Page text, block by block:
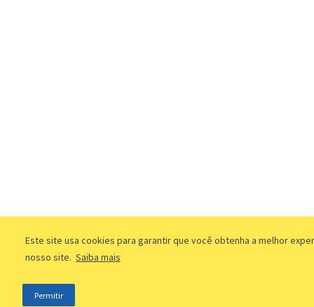
Este site usa cookies para garantir que você obtenha a melhor
nosso site. Saiba mais
Permitir